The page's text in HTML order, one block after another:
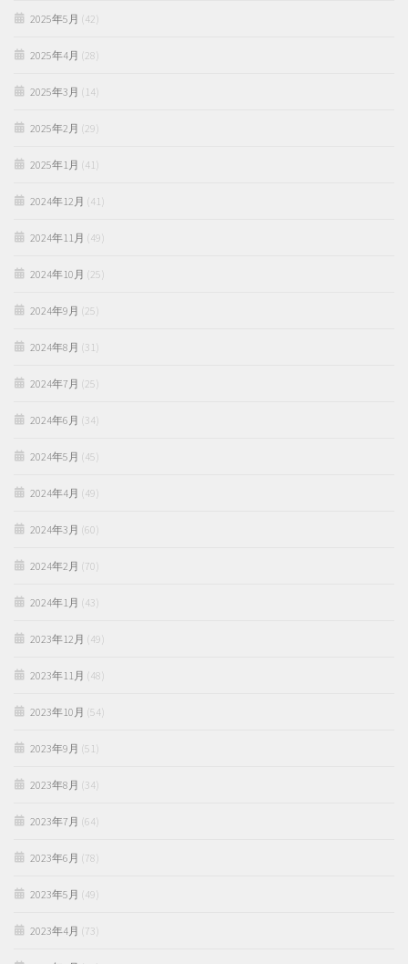
2025年5月 (42)
2025年4月 (28)
2025年3月 (14)
2025年2月 (29)
2025年1月 (41)
2024年12月 (41)
2024年11月 (49)
2024年10月 (25)
2024年9月 (25)
2024年8月 (31)
2024年7月 (25)
2024年6月 (34)
2024年5月 (45)
2024年4月 (49)
2024年3月 (60)
2024年2月 (70)
2024年1月 (43)
2023年12月 (49)
2023年11月 (48)
2023年10月 (54)
2023年9月 (51)
2023年8月 (34)
2023年7月 (64)
2023年6月 (78)
2023年5月 (49)
2023年4月 (73)